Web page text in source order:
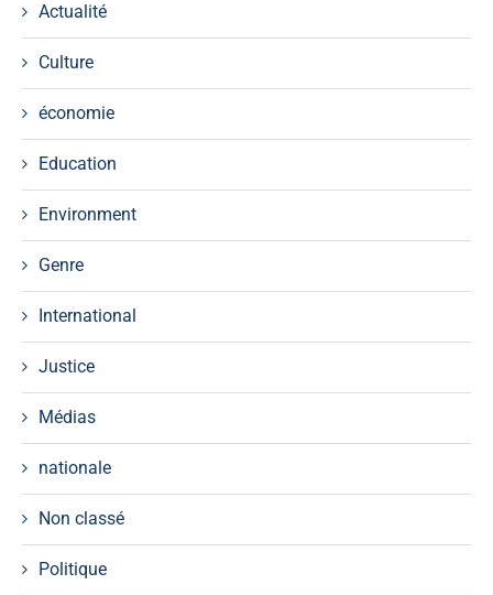
Actualité
Culture
économie
Education
Environment
Genre
International
Justice
Médias
nationale
Non classé
Politique